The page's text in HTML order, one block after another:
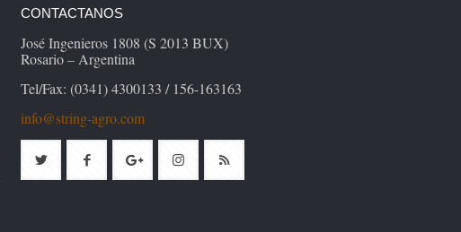
CONTACTANOS
José Ingenieros 1808 (S 2013 BUX)
Rosario – Argentina
Tel/Fax: (0341) 4300133 / 156-163163
info@string-agro.com